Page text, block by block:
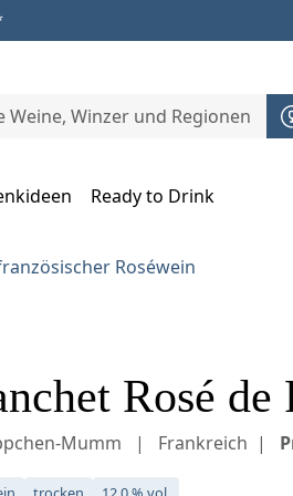
Ready to Drink
Roséwein
Rosé
Mumm Frankreich